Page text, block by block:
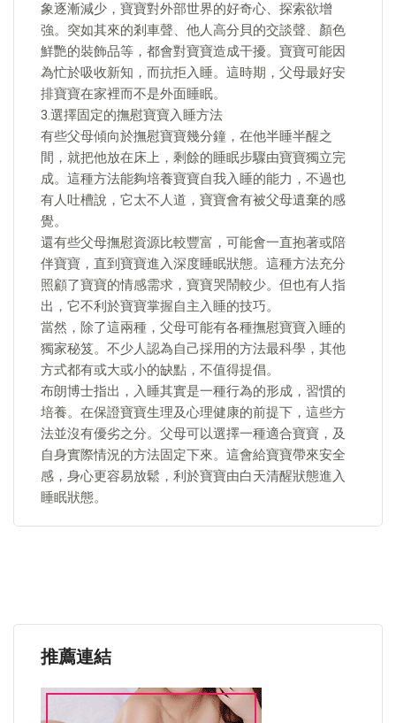
象逐漸減少，寶寶對外部世界的好奇心、探索欲增
強。突如其來的剎車聲、他人高分貝的交談聲、顏色
鮮艷的裝飾品等，都會對寶寶造成干擾。寶寶可能因
為忙於吸收新知，而抗拒入睡。這時期，父母最好安
排寶寶在家裡而不是外面睡眠。
3.選擇固定的撫慰寶寶入睡方法
有些父母傾向於撫慰寶寶幾分鐘，在他半睡半醒之
間，就把他放在床上，剩餘的睡眠步驟由寶寶獨立完
成。這種方法能夠培養寶寶自我入睡的能力，不過也
有人吐槽說，它太不人道，寶寶會有被父母遺棄的感
覺。
還有些父母撫慰資源比較豐富，可能會一直抱著或陪
伴寶寶，直到寶寶進入深度睡眠狀態。這種方法充分
照顧了寶寶的情感需求，寶寶哭鬧較少。但也有人指
出，它不利於寶寶掌握自主入睡的技巧。
當然，除了這兩種，父母可能有各種撫慰寶寶入睡的
獨家秘笈。不少人認為自己採用的方法最科學，其他
方式都有或大或小的缺點，不值得提倡。
布朗博士指出，入睡其實是一種行為的形成，習慣的
培養。在保證寶寶生理及心理健康的前提下，這些方
法並沒有優劣之分。父母可以選擇一種適合寶寶，及
自身實際情況的方法固定下來。這會給寶寶帶來安全
感，身心更容易放鬆，利於寶寶由白天清醒狀態進入
睡眠狀態。
推薦連結